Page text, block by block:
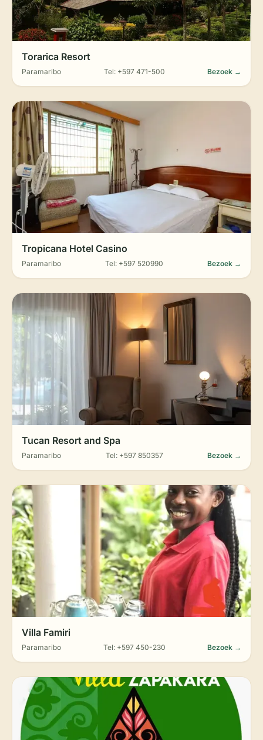
Torarica Resort
Paramaribo Tel: +597 471-500 Bezoek →
Tropicana Hotel Casino
Paramaribo Tel: +597 520990 Bezoek →
Tucan Resort and Spa
Paramaribo Tel: +597 850357 Bezoek →
Villa Famiri
Paramaribo Tel: +597 450-230 Bezoek →